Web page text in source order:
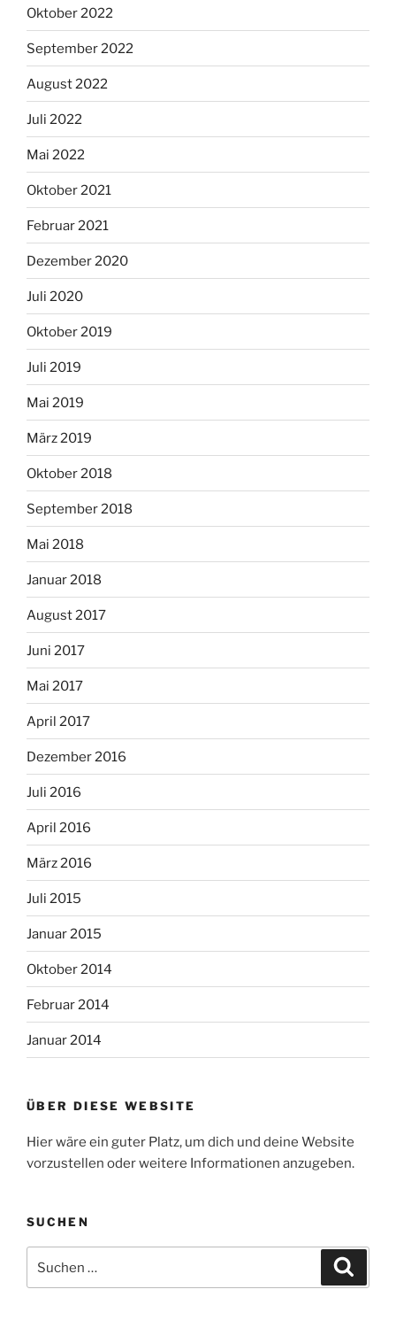
Oktober 2022
September 2022
August 2022
Juli 2022
Mai 2022
Oktober 2021
Februar 2021
Dezember 2020
Juli 2020
Oktober 2019
Juli 2019
Mai 2019
März 2019
Oktober 2018
September 2018
Mai 2018
Januar 2018
August 2017
Juni 2017
Mai 2017
April 2017
Dezember 2016
Juli 2016
April 2016
März 2016
Juli 2015
Januar 2015
Oktober 2014
Februar 2014
Januar 2014
ÜBER DIESE WEBSITE
Hier wäre ein guter Platz, um dich und deine Website
vorzustellen oder weitere Informationen anzugeben.
SUCHEN
nach: